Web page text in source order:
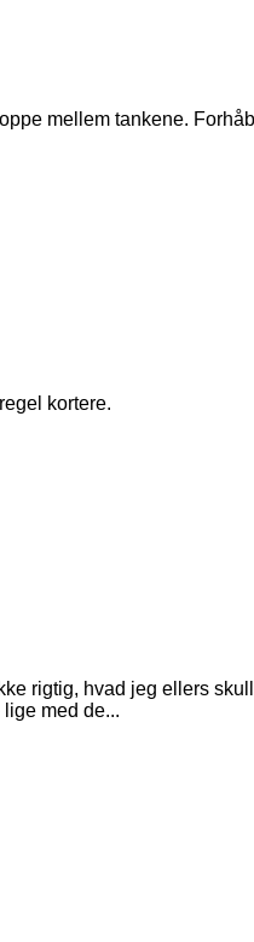
mellem tankene.
kortere.
rigtig, hvad jeg ellers
med de...